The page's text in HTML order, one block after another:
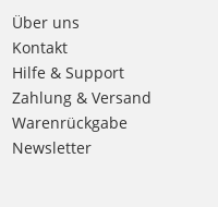
Über uns
Kontakt
Hilfe & Support
Zahlung & Versand
Warenrückgabe
Newsletter